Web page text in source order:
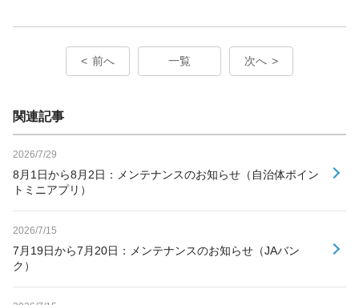
前へ 一覧 次へ
関連記事
2026/7/29
8月1日から8月2日：メンテナンスのお知らせ（自治体ポイン
トミニアプリ）
2026/7/15
7月19日から7月20日：メンテナンスのお知らせ（JAバン
ク）